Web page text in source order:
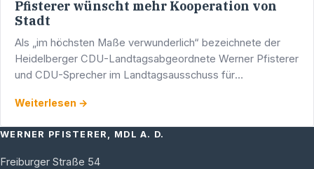
Pfisterer wünscht mehr Kooperation von
Stadt
Als „im höchsten Maße verwunderlich“ bezeichnete der
Heidelberger CDU-Landtagsabgeordnete Werner Pfisterer
und CDU-Sprecher im Landtagsausschuss für
Stadt Heidelberg …
Weiterlesen →
WERNER PFISTERER, MDL A. D.
Freiburger Straße 54